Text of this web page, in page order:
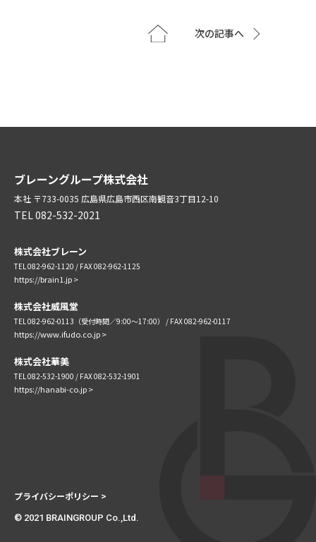
次の記事へ
ブレーングループ株式会社
本社 〒733-0035 広島県広島市西区南観音3丁目12-10
TEL 082-532-2021
株式会社ブレーン
TEL 082-962-1120 / FAX 082-962-1125
https://brain1.jp >
株式会社威風堂
TEL 082-962-0113（受付時間／9:00〜17:00） / FAX 082-962-0117
https://www.ifudo.co.jp >
株式会社華美
TEL 082-532-1900 / FAX 082-532-1901
https://hanabi-co.jp >
プライバシーポリシー >
© 2021 BRAINGROUP Co.,Ltd.